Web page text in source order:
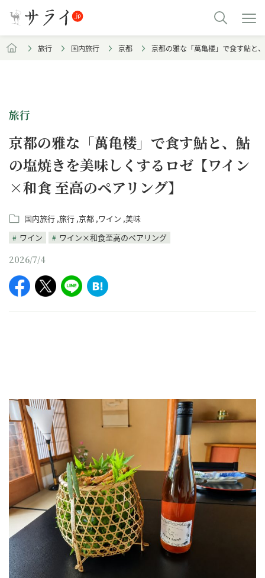
旅行 国内旅行 京都 京都の雅な「萬亀楼」で食す鮎と
旅行
京都の雅な「萬亀楼」で食す鮎と、鮎
の塩焼きを美味しくするロゼ【ワイン
×和食 至高のペアリング】
国内旅行 旅行 京都 ワイン 美味
ワイン
ワイン×和食至高のペアリング
2026/7/4